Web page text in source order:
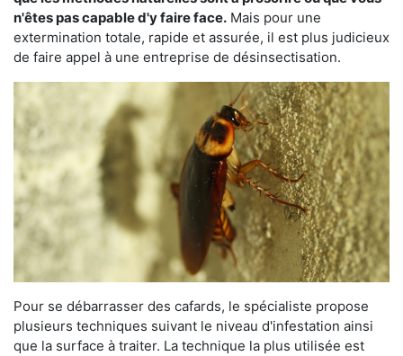
n'êtes pas capable d'y faire face. Mais pour une
extermination totale, rapide et assurée, il est plus judicieux
de faire appel à une entreprise de désinsectisation.
Pour se débarrasser des cafards, le spécialiste propose
plusieurs techniques suivant le niveau d'infestation ainsi
que la surface à traiter. La technique la plus utilisée est